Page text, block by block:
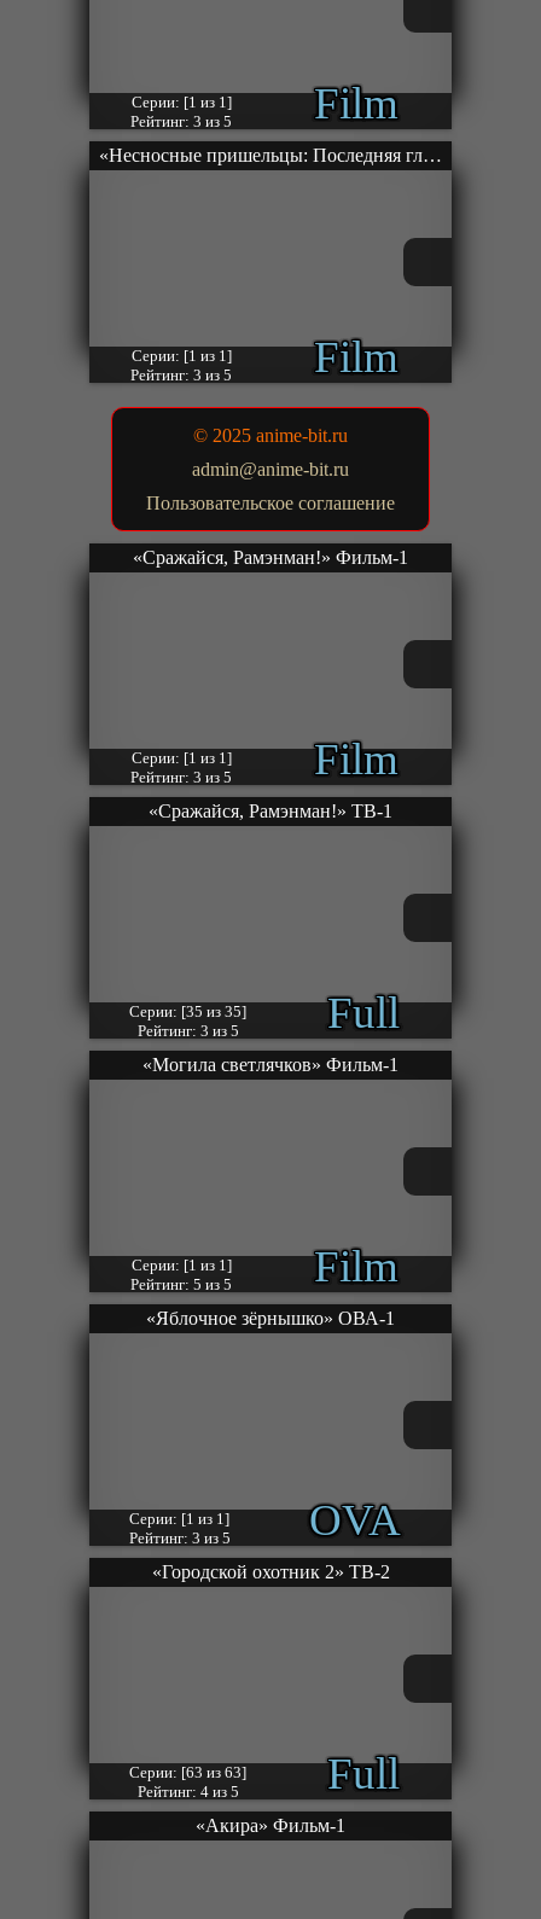
Серии: [1 из 1]
Рейтинг: 3 из 5
Film
Серии: [1 из 1]
Рейтинг: 3 из 5
Film
«Несносные пришельцы: Последняя глава» Фильм-5
© 2025 anime-bit.ru
admin@anime-bit.ru
Пользовательское соглашение
Серии: [1 из 1]
Рейтинг: 3 из 5
Film
«Сражайся, Рамэнман!» Фильм-1
Серии: [35 из 35]
Рейтинг: 3 из 5
Full
«Сражайся, Рамэнман!» ТВ-1
Серии: [1 из 1]
Рейтинг: 5 из 5
Film
«Могила светлячков» Фильм-1
Серии: [1 из 1]
Рейтинг: 3 из 5
OVA
«Яблочное зёрнышко» ОВА-1
Серии: [63 из 63]
Рейтинг: 4 из 5
Full
«Городской охотник 2» ТВ-2
«Акира» Фильм-1